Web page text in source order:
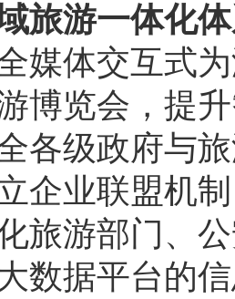
旅游一体化
媒体交互式
博览会，提
各级政府与
企业联盟机
旅游部门、
数据平台的